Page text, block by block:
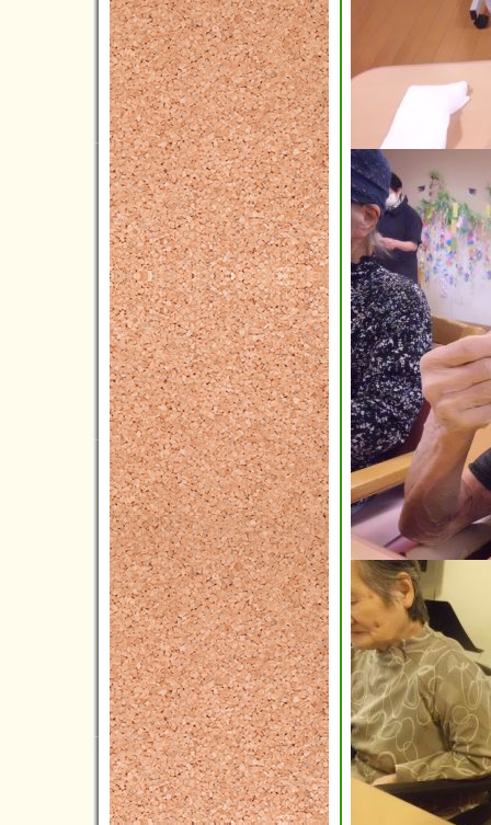
2015年12月(3)
2015年11月(2)
2015年10月(4)
2015年09月(8)
2015年08月(5)
2015年07月(8)
2015年06月(4)
2015年05月(5)
2015年04月(3)
2015年03月(3)
2015年02月(4)
2015年01月(4)
2014年12月(5)
2014年11月(1)
2014年10月(3)
2014年09月(3)
2014年08月(7)
2014年07月(5)
2014年06月(5)
2014年05月(3)
2014年04月(2)
2014年03月(1)